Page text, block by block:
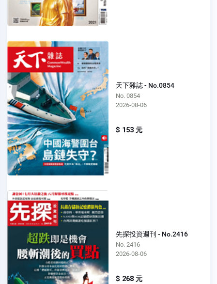
天下雜誌 - No.0854
No. 0854
2026-08-06
$ 153 元
先探投資週刊 - No.2416
No. 2416
2026-08-06
$ 268 元